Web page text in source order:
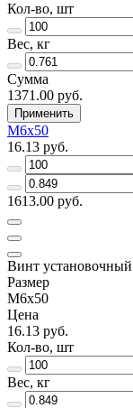
Кол-во, шт
Вес, кг
Сумма
1371.00 руб.
Применить
М6х50
16.13 руб.
1613.00 руб.
Винт
Размер
М6х50
Цена
16.13 руб.
Кол-во, шт
Вес, кг